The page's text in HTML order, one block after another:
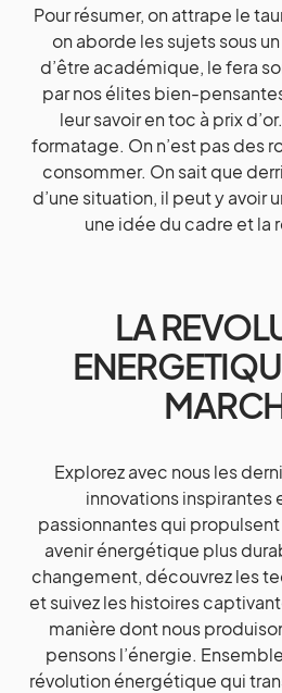
Pour résumer, on attrape le
on aborde les sujets sous
d’être académique, le fera
par nos élites bien-
leur savoir en toc à prix
formatage. On n’est pas des
consommer. On sait que
d’une situation, il peut y avoir
une idée du cadre et la
LA
Explorez avec nous les
innovations inspirantes
passionnantes qui
avenir énergétique plus
changement, découvrez les
et suivez les histoires
manière dont nous
pensons l’énergie.
révolution énergétique qui